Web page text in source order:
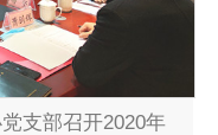
支部召开2020年